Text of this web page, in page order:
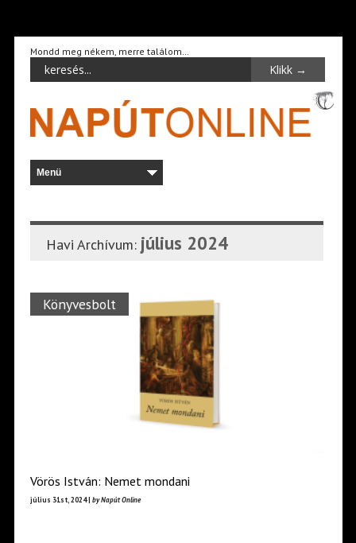
Mondd meg nékem, merre találom…
Havi Archívum: július 2024
Könyvesbolt
Vörös István: Nemet mondani
július 31st, 2024 | by Napút Online